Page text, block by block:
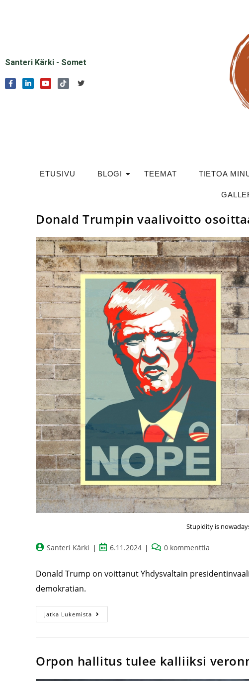
Santeri Kärki - Somet
ETUSIVU BLOGI TEEMAT TIETOA
Donald Trumpin vaalivoitto
Stupidity is
Santeri Kärki 6.11.2024 0 kommenttia
Donald Trump on voittanut Yhdysvaltain
demokratian.
Jatka Lukemista
Orpon hallitus tulee kalliiksi